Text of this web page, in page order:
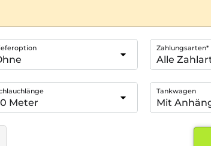
Zahlungsarten*
Tankwagen